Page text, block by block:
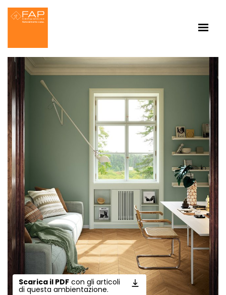
Scarica il PDF con gli articoli
di questa ambientazione.